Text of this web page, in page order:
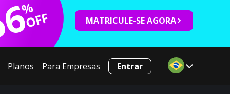
%
OFF MATRICULE-SE AGORA
Planos Para Empresas Entrar